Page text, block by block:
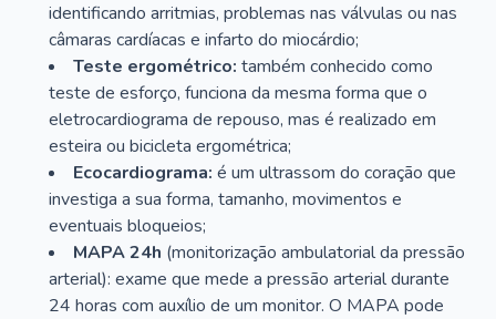
identificando arritmias, problemas nas válvulas ou nas
câmaras cardíacas e infarto do miocárdio;
Teste ergométrico: também conhecido como
teste de esforço, funciona da mesma forma que o
eletrocardiograma de repouso, mas é realizado em
esteira ou bicicleta ergométrica;
Ecocardiograma: é um ultrassom do coração que
investiga a sua forma, tamanho, movimentos e
eventuais bloqueios;
MAPA 24h (monitorização ambulatorial da pressão
arterial): exame que mede a pressão arterial durante
24 horas com auxílio de um monitor. O MAPA pode